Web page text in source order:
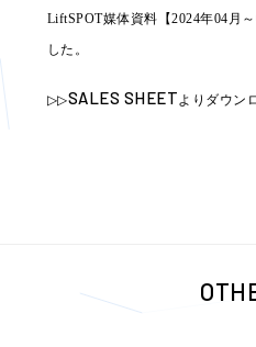
LiftSPOT媒体資料【2024年04月
した。
▷▷SALES SHEETよりダウン